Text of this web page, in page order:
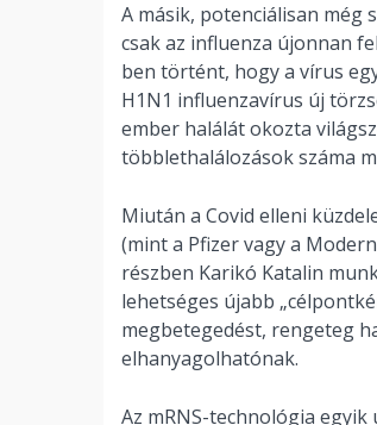
A másik, potenciálisan még
csak az influenza újonnan
ben történt, hogy a vírus
H1N1 influenzavírus új
ember halálát okozta
többlethalálozások száma
Miután a Covid elleni
(mint a Pfizer vagy a
részben Karikó Katalin
lehetséges újabb
megbetegedést, rengeteg
elhanyagolhatónak.
Az mRNS-technológia